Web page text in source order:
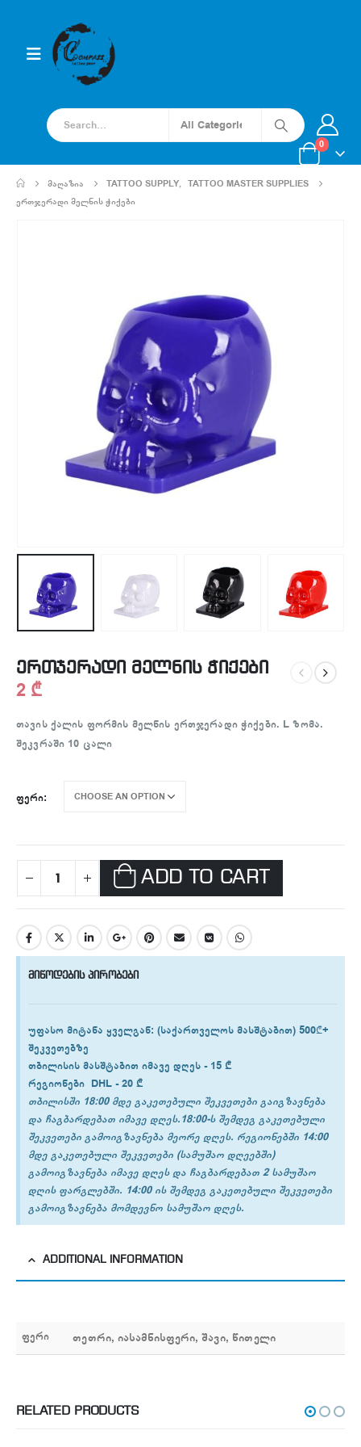
0
ᲛᲐᲦᲐᲖᲘᲐ TATTOO SUPPLY, TATTOO MASTER SUPPLIES
ᲔᲠᲗᲯᲔᲠᲐᲓᲘ ᲛᲔᲚᲜᲘᲡ ᲭᲘᲥᲔᲑᲘ
ერთჯერადი მელნის ჭიქები
2 ₾
თავის ქალის ფორმის მელნის ერთჯერადი ჭიქები. L ზომა.
შეკვრაში 10 ცალი
ᲤᲔᲠᲘ
ADD TO CART
მიწოდების პირობები
უფასო მიტანა ყველგან: (საქართველოს მასშტაბით) 500₾+
შეკვეთებზე
თბილისის მასშტაბით იმავე დღეს -15 ₾
რეგიონები DHL -20 ₾
თბილისში 18:00 მდე გაკეთებული შეკვეთები გაიგზავნება
და ჩაგბარდებათ იმავე დღეს.18:00-ს შემდეგ გაკეთებული
შეკვეთები გამოიგზავნება მეორე დღეს. რეგიონებში 14:00
მდე გაკეთებული შეკვეთები (სამუშაო დღეებში)
გამოიგზავნება იმავე დღეს და ჩაგბარდებათ 2 სამუშაო
დღის ფარგლებში. 14:00 ის შემდეგ გაკეთებული შეკვეთები
გამოიგზავნება მომდევნო სამუშაო დღეს.
ADDITIONAL INFORMATION
ფერი თეთრი, იასამნისფერი, შავი, წითელი
RELATED PRODUCTS